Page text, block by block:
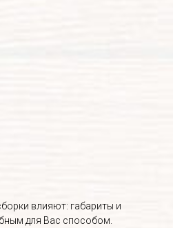
влияют: габариты и
для Вас способом.